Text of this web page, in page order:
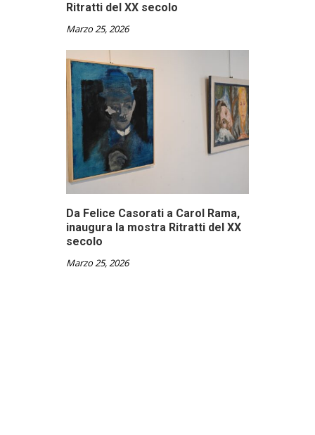
Ritratti del XX secolo
Marzo 25, 2026
Da Felice Casorati a Carol Rama,
inaugura la mostra Ritratti del XX
secolo
Marzo 25, 2026